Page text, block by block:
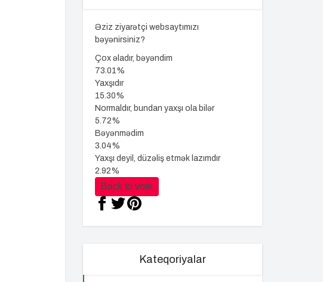
Əziz ziyarətçi websaytımızı
bəyənirsiniz?
Çox əladır, bəyəndim
73.01%
Yaxşıdır
15.30%
Normaldır, bundan yaxşı ola bilər
5.72%
Bəyənmədim
3.04%
Yaxşı deyil, düzəliş etmək lazımdır
2.92%
Back to vote
Kateqoriyalar